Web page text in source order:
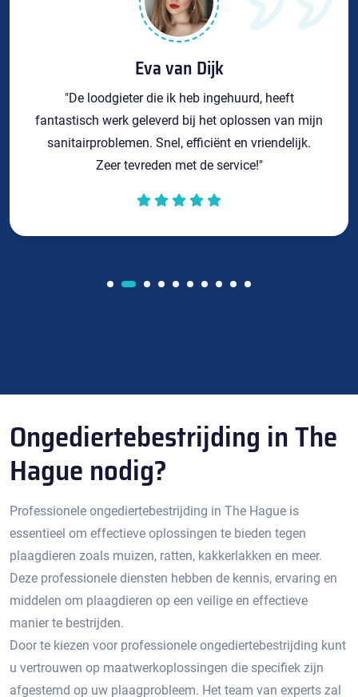
Eva van Dijk
"De loodgieter die ik heb ingehuurd, heeft
fantastisch werk geleverd bij het oplossen van mijn
sanitairproblemen. Snel, efficiënt en vriendelijk.
Zeer tevreden met de service!"
Ongediertebestrijding in The
Hague nodig?
Professionele ongediertebestrijding in The Hague is
essentieel om effectieve oplossingen te bieden tegen
plaagdieren zoals muizen, ratten, kakkerlakken en meer.​
Deze professionele diensten hebben de kennis, ervaring en
middelen om plaagdieren op een veilige en effectieve
manier te bestrijden.​
Door te kiezen voor professionele ongediertebestrijding kunt
u vertrouwen op maatwerkoplossingen die specifiek zijn
afgestemd op uw plaagprobleem.​ Het team van experts zal